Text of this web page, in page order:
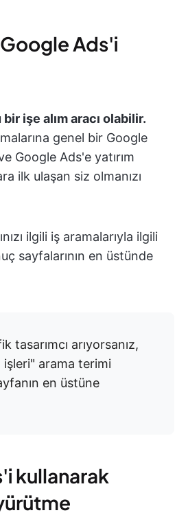
Google Ads'i
işe alım aracı olabilir.
genel bir Google
Google Ads'e yatırım
ilk ulaşan siz olmanızı
ilgili iş aramalarıyla ilgili
sayfalarının en üstünde
tasarımcı arıyorsanız,
işleri" arama terimi
en üstüne
kullanarak